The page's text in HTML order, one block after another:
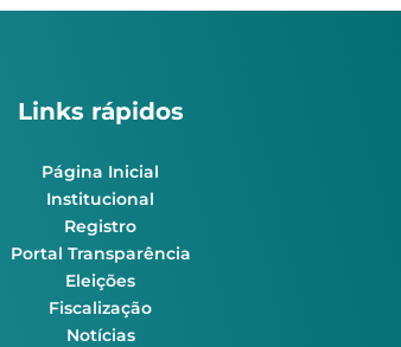
Links rápidos
Página Inicial
Institucional
Registro
Portal Transparência
Eleições
Fiscalização
Notícias